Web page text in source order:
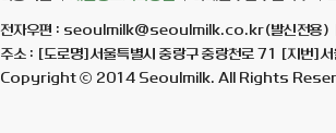
전자우편 : seoulmilk@seoulmilk.co.kr(발신전용) |
주소 : [도로명]서울특별시 중랑구 중랑천로 71 [지
Copyright ⓒ 2014 Seoulmilk. All Rights